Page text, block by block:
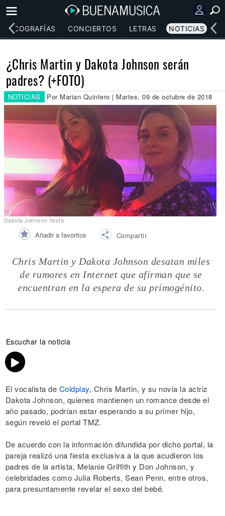
DISCOGRAFÍAS CONCIERTOS LETRAS NOTICIAS
¿Chris Martin y Dakota Johnson serán
padres? (+FOTO)
NOTICIAS Por Marian Quintero | Martes, 09 de octubre de 2018
Dakota Johnson fiesta
Añadir a favoritos Compartir
Chris Martin y Dakota Johnson desatan miles
de rumores en Internet que afirman que se
encuentran en la espera de su primogénito.
Escuchar la noticia
El vocalista de Coldplay, Chris Martin, y su novia la actriz
Dakota Johnson, quienes mantienen un romance desde el
año pasado, podrían estar esperando a su primer hijo,
según reveló el portal TMZ.
De acuerdo con la información difundida por dicho portal, la
pareja realizó una fiesta exclusiva a la que acudieron los
padres de la artista, Melanie Griffith y Don Johnson, y
celebridades como Julia Roberts, Sean Penn, entre otros,
para presuntamente revelar el sexo del bebé.